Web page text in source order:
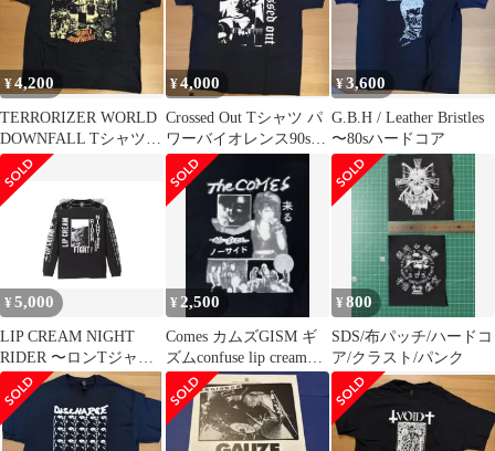
¥4,200
TERRORIZER WORLD
DOWNFALL Tシャツグ
ラインドコア
¥4,000
Crossed Out Tシャツ パ
ワーバイオレンス90sハ
ードコア
¥3,600
G.B.H / Leather Bristles
〜80sハードコア
¥5,000
LIP CREAM NIGHT
RIDER 〜ロンTジャパ
コア80sハードコア
¥ 2,500
Comes カムズGISM ギ
ズムconfuse lip cream
GAUZE
¥800
SDS/布パッチ/ハードコ
ア/クラスト/パンク